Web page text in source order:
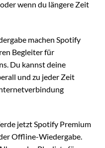
wenn du längere Zeit
machen Spotify
Begleiter für
Du kannst deine
und zu jeder Zeit
jetzt Spotify Premium
Offline-Wiedergabe.